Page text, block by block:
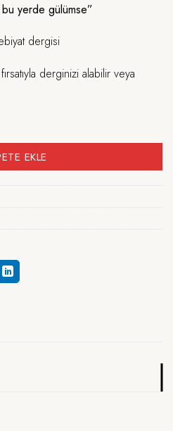
yerde gülümse”
dergisi
fırsatıyla derginizi alabilir veya
52 adet
EKLE